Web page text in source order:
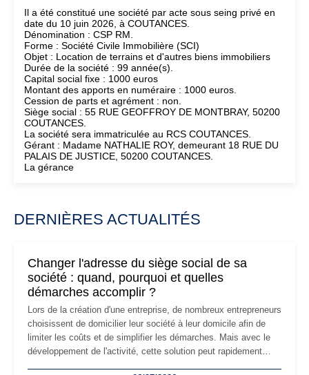
Il a été constitué une société par acte sous seing privé en
date du 10 juin 2026, à COUTANCES.
Dénomination : CSP RM.
Forme : Société Civile Immobilière (SCI)
Objet : Location de terrains et d'autres biens immobiliers
Durée de la société : 99 année(s).
Capital social fixe : 1000 euros
Montant des apports en numéraire : 1000 euros.
Cession de parts et agrément : non.
Siège social : 55 RUE GEOFFROY DE MONTBRAY, 50200
COUTANCES.
La société sera immatriculée au RCS COUTANCES.
Gérant : Madame NATHALIE ROY, demeurant 18 RUE DU
PALAIS DE JUSTICE, 50200 COUTANCES.
La gérance
DERNIÈRES ACTUALITÉS
Changer l'adresse du siège social de sa
société : quand, pourquoi et quelles
démarches accomplir ?
Lors de la création d'une entreprise, de nombreux entrepreneurs
choisissent de domicilier leur société à leur domicile afin de
limiter les coûts et de simplifier les démarches. Mais avec le
développement de l'activité, cette solution peut rapidement